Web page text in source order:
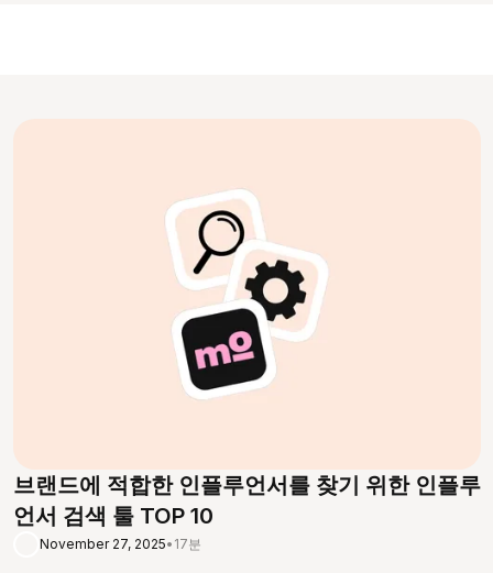
브랜드에 적합한 인플루언서를 찾기 위한 인플루
언서 검색 툴 TOP 10
November 27, 2025• 17분